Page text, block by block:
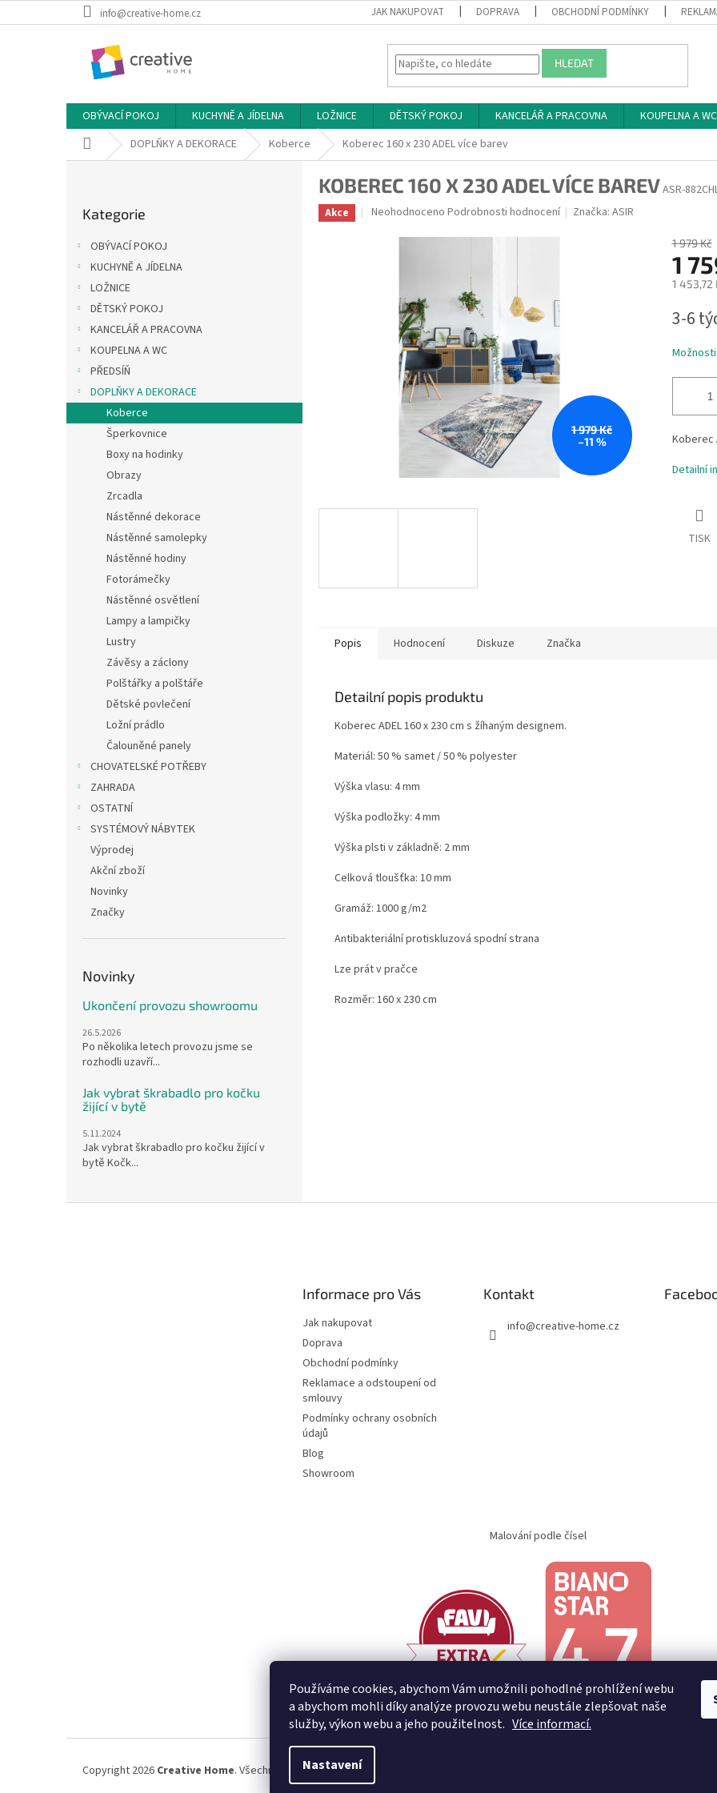
Používáme cookies, abychom Vám umožnili pohodlné prohlížení webu
a abychom mohli díky analýze provozu webu neustále zlepšovat naše
služby, výkon webu a jeho použitelnost. Více informací.
Nastavení
na
info@creative-home.cz JAK NAKUPOVAT DOPRAVA OBCHODNÍ PODMÍNKY
HLEDAT
OBÝVACÍ POKOJ KUCHYNĚ A JÍDELNA LOŽNICE DĚTSKÝ POKOJ KANCELÁŘ A PRACOVNA
KOUPELNA A WC
Domů DOPLŇKY A DEKORACE Koberce Koberec 160 x 230 ADEL více barev
l
kategorie
Kategorie
OBÝVACÍ POKOJ
KUCHYNĚ A JÍDELNA
LOŽNICE
DĚTSKÝ POKOJ
KANCELÁŘ A PRACOVNA
KOUPELNA A WC
PŘEDSÍŇ
DOPLŇKY A DEKORACE
Koberce
Šperkovnice
Boxy na hodinky
Obrazy
Zrcadla
Nástěnné dekorace
Nástěnné samolepky
Nástěnné hodiny
Fotorámečky
Nástěnné osvětlení
Lampy a lampičky
Lustry
Závěsy a záclony
Polštářky a polštáře
Dětské povlečení
Ložní prádlo
Čalouněné panely
CHOVATELSKÉ POTŘEBY
ZAHRADA
OSTATNÍ
SYSTÉMOVÝ NÁBYTEK
Výprodej
Akční zboží
Novinky
Značky
Novinky
Ukončení provozu showroomu
26.5.2026
Po několika letech provozu jsme se
rozhodli uzavří...
Jak vybrat škrabadlo pro kočku
žijící v bytě
5.11.2024
Jak vybrat škrabadlo pro kočku žijící v
bytě Kočk...
KOBEREC 160 X 230 ADEL VÍCE BAREVASR-
Akce
Průměrné
produktu
hvězdiček.
Neohodnoceno Podrobnosti hodnocení Značka:ASIR
1 979 Kč
–11 %
1 979 Kč
1
1 453,72
cena:
3-6
Koberec
Detailní
TISK
Popis Hodnocení Diskuze Značka
Detailní popis produktu
Koberec ADEL 160 x 230 cm s žíhaným designem.
Materiál: 50 % samet / 50 % polyester
Výška vlasu: 4 mm
Výška podložky: 4 mm
Výška plsti v základně: 2 mm
Celková tloušťka: 10 mm
Gramáž: 1000 g/m2
Antibakteriální protiskluzová spodní strana
Lze prát v pračce
Rozměr: 160 x 230 cm
Informace pro Vás
Jak nakupovat
Doprava
Obchodní podmínky
Reklamace a odstoupení od
smlouvy
Podmínky ochrany osobních
údajů
Blog
Showroom
Kontakt
info@creative-home.cz
Malování podle čísel
Copyright 2026 Creative Home. Všechna práva vyhrazena.